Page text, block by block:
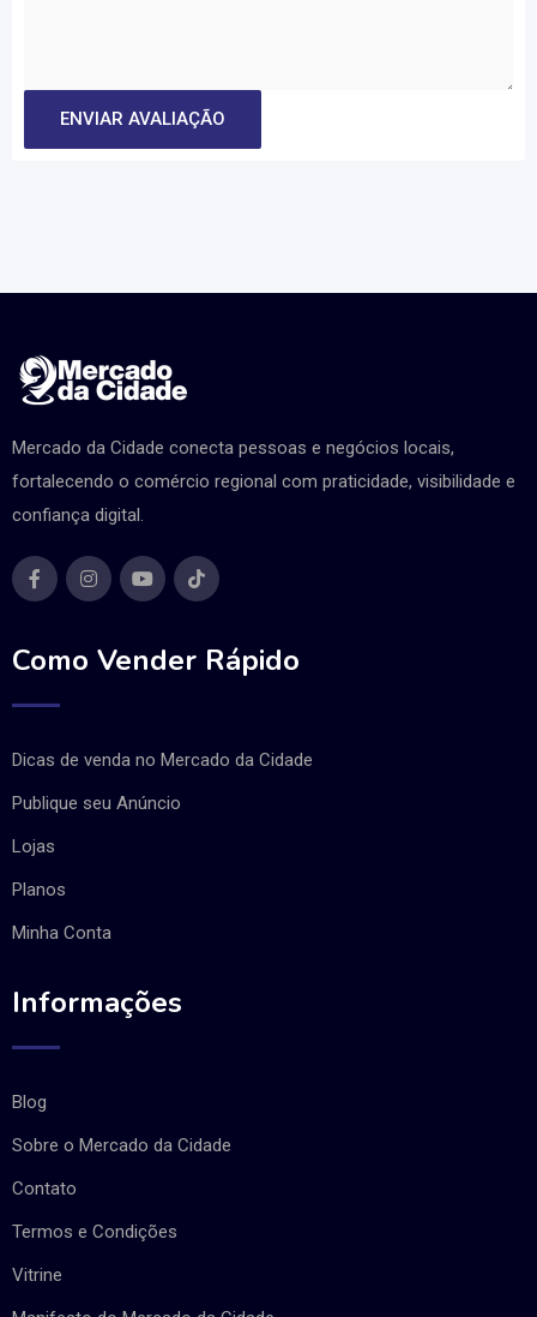
Mercado da Cidade conecta pessoas e negócios locais,
fortalecendo o comércio regional com praticidade, visibilidade e
confiança digital.
Como Vender Rápido
Dicas de venda no Mercado da Cidade
Publique seu Anúncio
Lojas
Planos
Minha Conta
Informações
Blog
Sobre o Mercado da Cidade
Contato
Termos e Condições
Vitrine